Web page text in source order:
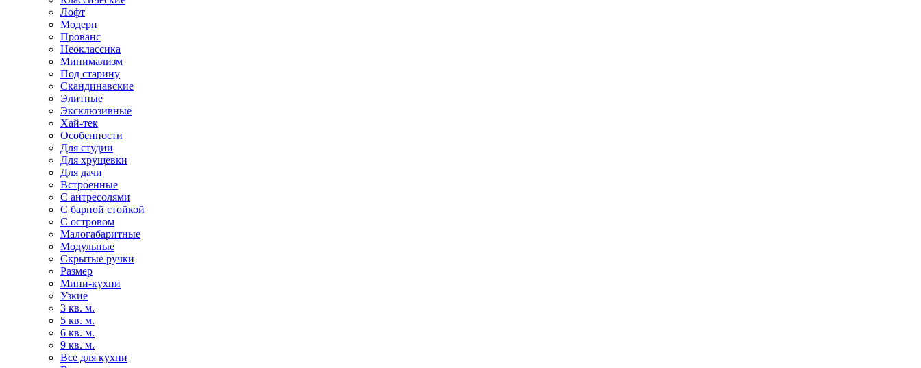
Лофт
Модерн
Прованс
Неоклассика
Минимализм
Под старину
Скандинавские
Элитные
Эксклюзивные
Хай-тек
Особенности
Для студии
Для хрущевки
Для дачи
Встроенные
С антресолями
С барной стойкой
С островом
Малогабаритные
Модульные
Скрытые ручки
Размер
Мини-кухни
Узкие
3 кв. м.
5 кв. м.
6 кв. м.
9 кв. м.
Все для кухни